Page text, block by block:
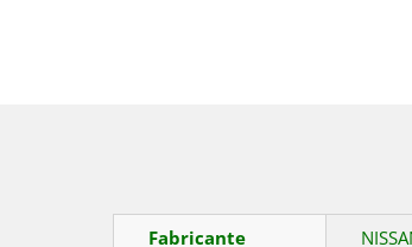
Fabricante